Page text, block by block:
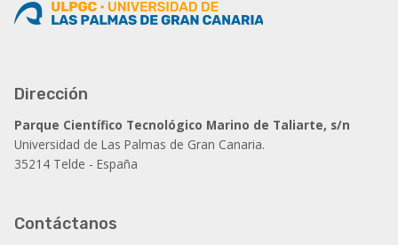
Dirección
Parque Científico Tecnológico Marino de Taliarte, s/n
Universidad de Las Palmas de Gran Canaria.
35214 Telde - España
Contáctanos